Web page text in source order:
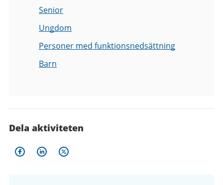
Senior
Ungdom
Personer med funktionsnedsättning
Barn
Dela aktiviteten